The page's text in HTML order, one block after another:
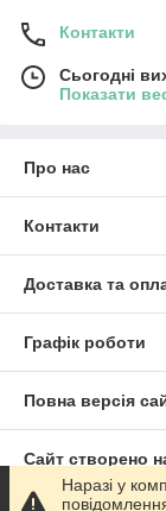
Контакти
Сьогодні
Показати
Про нас
Контакти
Доставка та
Графік роботи
Повна версія
Сайт створено
Наразі у